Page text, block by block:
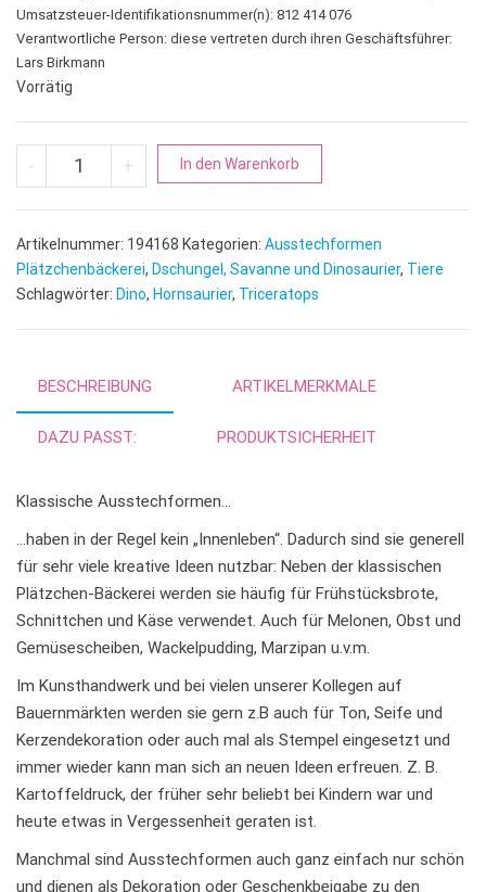
Umsatzsteuer-Identifikationsnummer(n): 812 414 076
Verantwortliche Person: diese vertreten durch ihren Geschäftsführer:
Lars Birkmann
Vorrätig
- Triceratops | Hornsaurier Menge
+ In den Warenkorb
e
r
e
Artikelnummer: 194168 Kategorien: Ausstechformen
Plätzchenbäckerei, Dschungel, Savanne und Dinosaurier, Tiere
Schlagwörter: Dino, Hornsaurier, Triceratops
BESCHREIBUNG ARTIKELMERKMALE
DAZU PASST: PRODUKTSICHERHEIT
Klassische Ausstechformen…
…haben in der Regel kein „Innenleben“. Dadurch sind sie generell
für sehr viele kreative Ideen nutzbar: Neben der klassischen
Plätzchen-Bäckerei werden sie häufig für Frühstücksbrote,
Schnittchen und Käse verwendet. Auch für Melonen, Obst und
Gemüsescheiben, Wackelpudding, Marzipan u.v.m.
Im Kunsthandwerk und bei vielen unserer Kollegen auf
Bauernmärkten werden sie gern z.B auch für Ton, Seife und
Kerzendekoration oder auch mal als Stempel eingesetzt und
immer wieder kann man sich an neuen Ideen erfreuen. Z. B.
Kartoffeldruck, der früher sehr beliebt bei Kindern war und
heute etwas in Vergessenheit geraten ist.
Manchmal sind Ausstechformen auch ganz einfach nur schön
und dienen als Dekoration oder Geschenkbeigabe zu den